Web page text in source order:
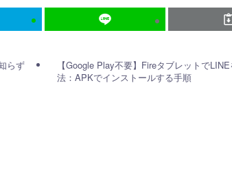
らず
【Google Play不要】Fireタブレットで
法：APKでインストールする手順